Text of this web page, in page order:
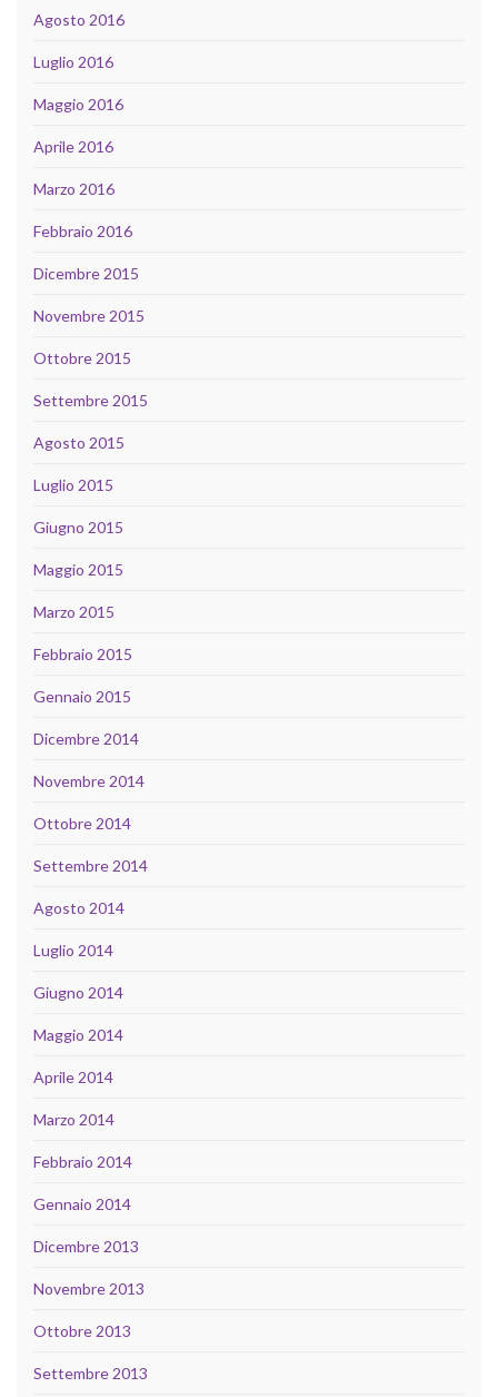
Agosto 2016
Luglio 2016
Maggio 2016
Aprile 2016
Marzo 2016
Febbraio 2016
Dicembre 2015
Novembre 2015
Ottobre 2015
Settembre 2015
Agosto 2015
Luglio 2015
Giugno 2015
Maggio 2015
Marzo 2015
Febbraio 2015
Gennaio 2015
Dicembre 2014
Novembre 2014
Ottobre 2014
Settembre 2014
Agosto 2014
Luglio 2014
Giugno 2014
Maggio 2014
Aprile 2014
Marzo 2014
Febbraio 2014
Gennaio 2014
Dicembre 2013
Novembre 2013
Ottobre 2013
Settembre 2013